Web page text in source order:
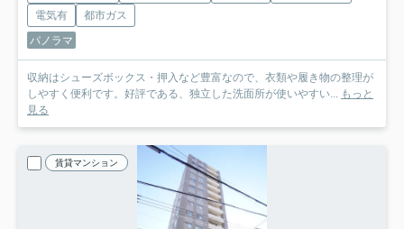
電気有
都市ガス
パノラマ
収納はシューズボックス・押入など豊富なので、衣類や履き物の整理が
しやすく便利です。好評である、独立した洗面所が使いやすい... もっと
見る
賃貸マンション